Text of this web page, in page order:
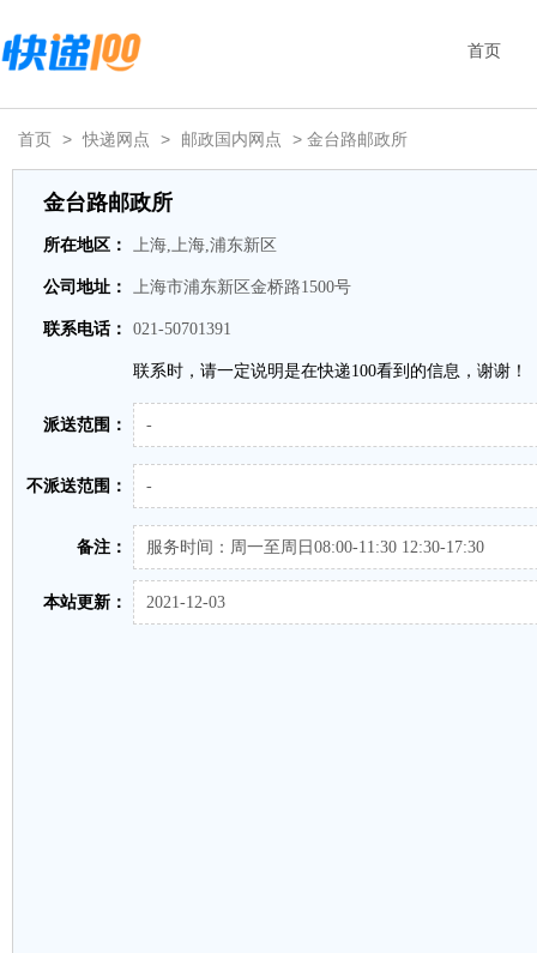
首页
首页 > 快递网点 > 邮政国内网点 > 金台路邮政所
金台路邮政所
所在地区： 上海,上海,浦东新区
公司地址： 上海市浦东新区金桥路1500号
联系电话： 021-50701391
联系时，请一定说明是在快递100看到的信息，谢谢！
派送范围： -
不派送范围： -
备注： 服务时间：周一至周日08:00-11:30 12:30-17:30
本站更新： 2021-12-03